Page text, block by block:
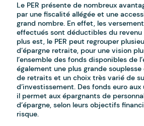
Le PER présente de nombreux
par une fiscalité allégée et une
grand nombre. En effet, les
effectués sont déductibles du revenu
plus est, le PER peut regrouper
d’épargne retraite, pour une vision
l’ensemble des fonds disponibles de
également une plus grande
de retraits et un choix très varié de
d’investissement. Des fonds euro
il permet aux épargnants de
d’épargne, selon leurs objectifs
risque.